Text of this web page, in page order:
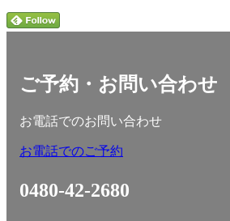
ご予約・お問い合わせ
お電話でのお問い合わせ
お電話でのご予約
0480-42-2680